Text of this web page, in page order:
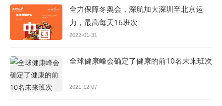
全力保障冬奥会，深航加大深圳至北京运
力，最高每天16班次
2022-01-31
全球健康峰会确定了健康的前10名未来班次
2021-12-07